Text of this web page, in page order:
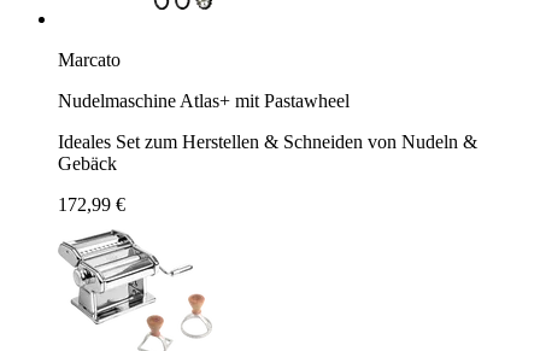
Marcato
Nudelmaschine Atlas+ mit Pastawheel
Ideales Set zum Herstellen & Schneiden von Nudeln &
Gebäck
172,99 €